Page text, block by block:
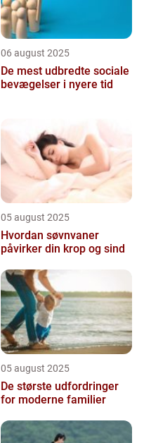
06 august 2025
De mest udbredte sociale
bevægelser i nyere tid
05 august 2025
Hvordan søvnvaner
påvirker din krop og sind
05 august 2025
De største udfordringer
for moderne familier